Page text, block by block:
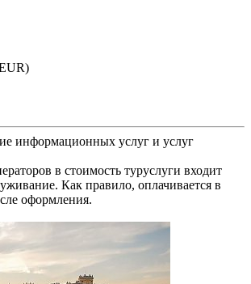
информационных услуг и услуг
в стоимость туруслуги входит
Как правило, оплачивается в
оформления.